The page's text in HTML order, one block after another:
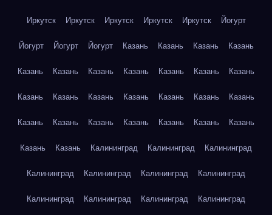
Иркутск Иркутск Иркутск Иркутск Иркутск Йогурт
Йогурт Йогурт Йогурт Казань Казань Казань Казань
Казань Казань Казань Казань Казань Казань Казань
Казань Казань Казань Казань Казань Казань Казань
Казань Казань Казань Казань Казань Казань Казань
Казань Казань Калининград Калининград Калининград
Калининград Калининград Калининград Калининград
Калининград Калининград Калининград Калининград